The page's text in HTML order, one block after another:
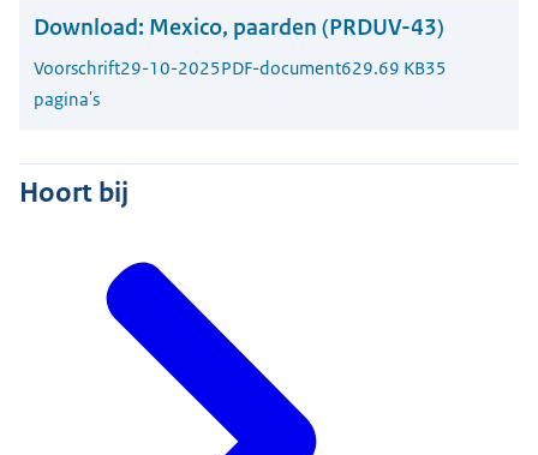
Download: Mexico, paarden (PRDUV-43)
Voorschrift29-10-2025PDF-document629.69 KB35
pagina's
Hoort bij